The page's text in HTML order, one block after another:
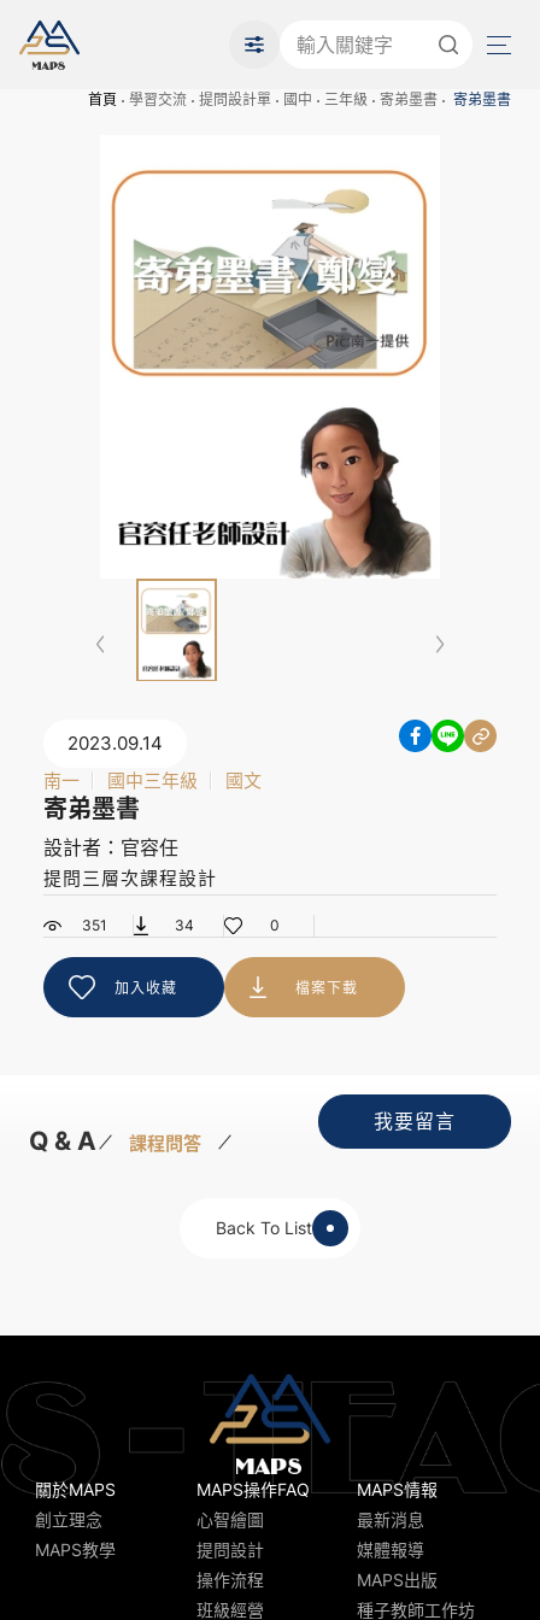
首頁 學習交流 提問設計單 國中 三年級 寄弟墨書 寄弟墨書
2023.09.14
南一
國中三年級 國文
寄弟墨書
設計者：官容任
提問三層次課程設計
351 34 0
加入收藏 檔案下載
Q & A 課程問答
我要留言
Back To List
關於MAPS
創立理念
MAPS教學
MAPS操作FAQ
心智繪圖
提問設計
操作流程
班級經營
MAPS情報
最新消息
媒體報導
MAPS出版
種子教師工作坊